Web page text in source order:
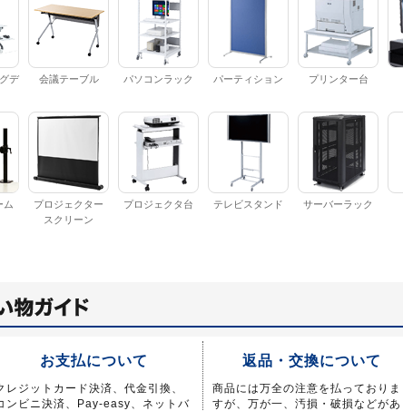
デ 会議テーブル パソコンラック パーティション プリンター台
ム
プロジェクター
スクリーン
プロジェクタ台 テレビスタンド サーバーラック
お支払について
レジットカード決済、代金引換、
ンビニ決済、Pay-easy、ネットバ
返品・交換について
商品には万全の注意を払っておりま
すが、万が一、汚損・破損などがあ